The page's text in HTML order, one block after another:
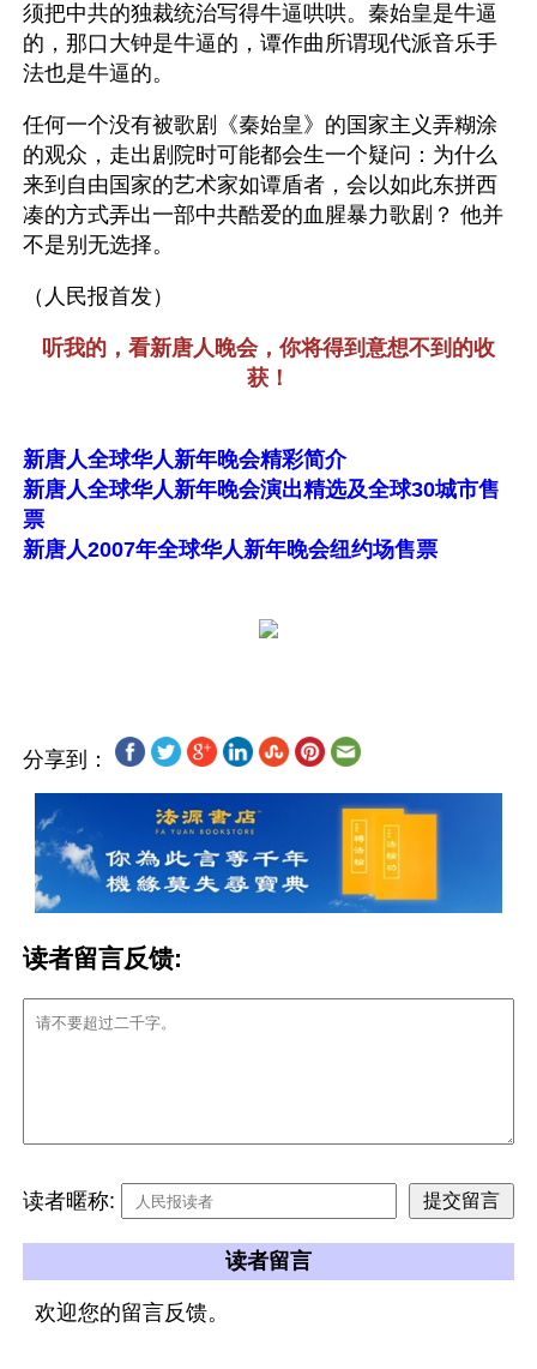
须把中共的独裁统治写得牛逼哄哄。秦始皇是牛逼
的，那口大钟是牛逼的，谭作曲所谓现代派音乐手
法也是牛逼的。
任何一个没有被歌剧《秦始皇》的国家主义弄糊涂
的观众，走出剧院时可能都会生一个疑问：为什么
来到自由国家的艺术家如谭盾者，会以如此东拼西
凑的方式弄出一部中共酷爱的血腥暴力歌剧？ 他并
不是别无选择。
（人民报首发）
听我的，看新唐人晚会，你将得到意想不到的收
获！
新唐人全球华人新年晚会精彩简介
新唐人全球华人新年晚会演出精选及全球30城市售
票
新唐人2007年全球华人新年晚会纽约场售票
分享到：
读者留言反馈:
读者暱称:
读者留言
欢迎您的留言反馈。